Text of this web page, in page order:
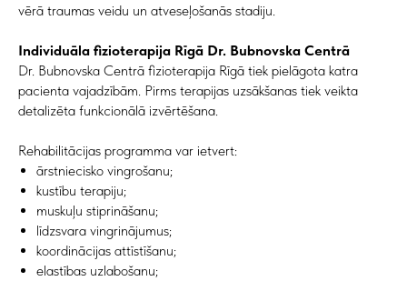
vērā traumas veidu un atveseļošanās stadiju.
Individuāla fizioterapija Rīgā Dr. Bubnovska Centrā
Dr. Bubnovska Centrā fizioterapija Rīgā tiek pielāgota katra
pacienta vajadzībām. Pirms terapijas uzsākšanas tiek veikta
detalizēta funkcionālā izvērtēšana.
Rehabilitācijas programma var ietvert:
ārstniecisko vingrošanu;
kustību terapiju;
muskuļu stiprināšanu;
līdzsvara vingrinājumus;
koordinācijas attīstīšanu;
elastības uzlabošanu;